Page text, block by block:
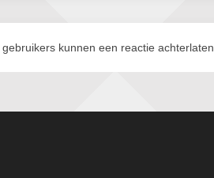
gebruikers kunnen een reactie achterlaten.